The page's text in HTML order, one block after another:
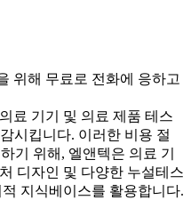
위해 무료로 전화에 응하고
료 기기 및 의료 제품 테스
시킵니다. 이러한 비용 절
기 위해, 엘앤텍은 의료 기
디자인 및 다양한 누설테스
지식베이스를 활용합니다.